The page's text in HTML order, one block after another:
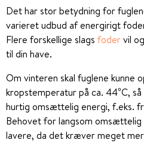
Det har stor betydning for
varieret udbud af energirigt
Flere forskellige slags fodervil
til din have.
Om vinteren skal fuglene kunne
kropstemperatur på ca. 44⁰C,
hurtig omsættelig energi, f.eks.
Behovet for langsom
lavere, da det kræver meget